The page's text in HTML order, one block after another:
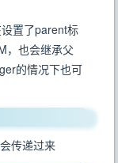
置了parent标
，也会继承父
的情况下也可
传递过来